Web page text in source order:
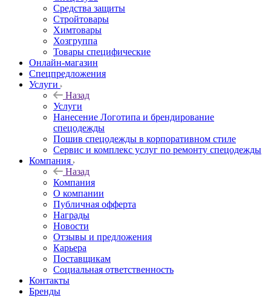
Средства защиты
Стройтовары
Химтовары
Хозгруппа
Товары специфические
Онлайн-магазин
Спецпредложения
Услуги
Назад
Услуги
Нанесение Логотипа и брендирование
спецодежды
Пошив спецодежды в корпоративном стиле
Сервис и комплекс услуг по ремонту спецодежды
Компания
Назад
Компания
О компании
Публичная офферта
Награды
Новости
Отзывы и предложения
Карьера
Поставщикам
Социальная ответственность
Контакты
Бренды